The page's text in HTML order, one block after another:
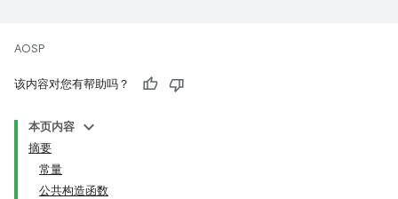
AOSP
该内容对您有帮助吗？
本页内容
摘要
常量
公共构造函数